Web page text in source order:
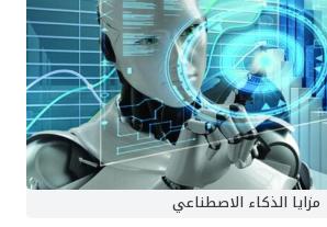
مزايا الذكاء الاصطناعي